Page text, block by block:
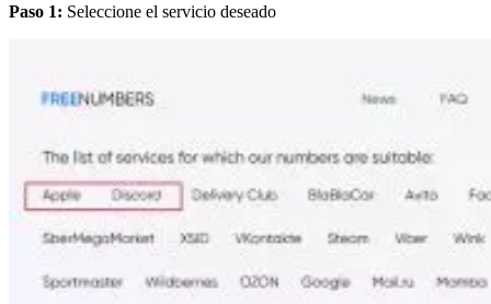
Paso 1: Seleccione el servicio deseado